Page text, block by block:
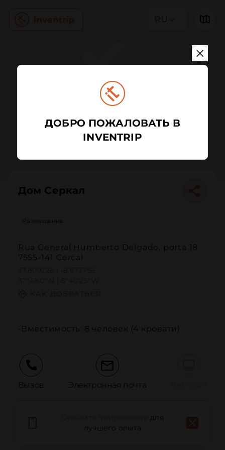
RU
Дом Серкал
Размещение
Rua General Humberto Delgado, porta 18
7555-141 Cercal
-Вместимость: 8 человек (4 кровати)
Вызов Электронная почта
Сообщить о проблеме
для
лучшего опыта
ДОБРО ПОЖАЛОВАТЬ В
INVENTRIP